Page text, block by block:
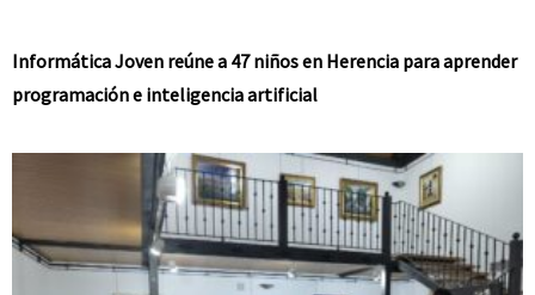
Informática Joven reúne a 47 niños en Herencia para aprender
programación e inteligencia artificial